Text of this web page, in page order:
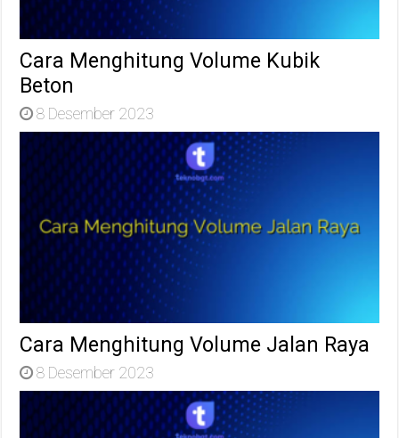
Cara Menghitung Volume Kubik
Beton
8 Desember 2023
Cara Menghitung Volume Jalan Raya
8 Desember 2023